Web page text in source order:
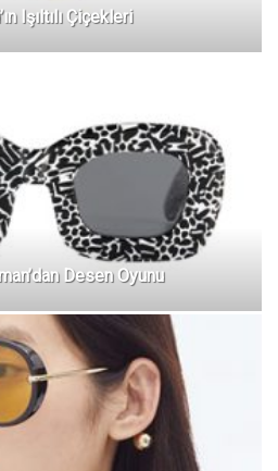
Işıltılı Çiçekleri
Desen Oyunu